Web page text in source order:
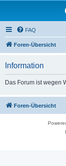
FAQ
Foren-Übersicht
Information
Das Forum ist wegen
Foren-Übersicht